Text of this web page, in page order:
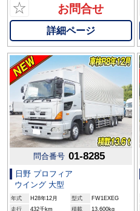
☆ お問合せ
詳細ページ
問合番号 01-8285
日野 プロフィア
ウイング 大型
年式 H28年12月 型式
FW1EXEG
走行
432千km 積載 13,600kg